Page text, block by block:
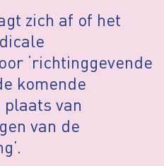
zich af of het
‘richtinggevende
komende
van
van de